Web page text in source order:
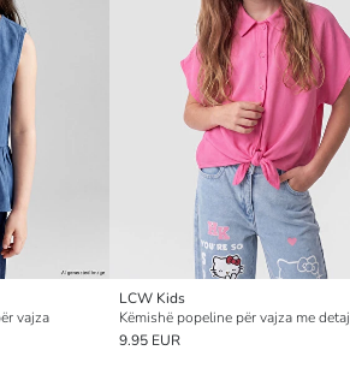
vajza
LCW Kids
9.95 EUR